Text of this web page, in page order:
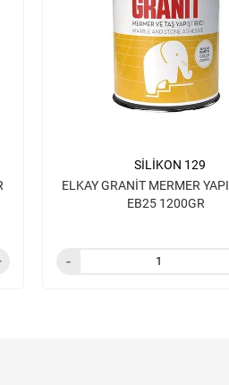
ELKAY GRANİT MERMER
EB25 1200GR
SİLİKON 129